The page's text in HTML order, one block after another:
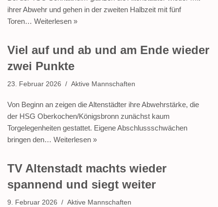
ihrer Abwehr und gehen in der zweiten Halbzeit mit fünf
Toren… Weiterlesen »
Viel auf und ab und am Ende wieder
zwei Punkte
23. Februar 2026 Aktive Mannschaften
Von Beginn an zeigen die Altenstädter ihre Abwehrstärke, die
der HSG Oberkochen/Königsbronn zunächst kaum
Torgelegenheiten gestattet. Eigene Abschlussschwächen
bringen den… Weiterlesen »
TV Altenstadt machts wieder
spannend und siegt weiter
9. Februar 2026 Aktive Mannschaften